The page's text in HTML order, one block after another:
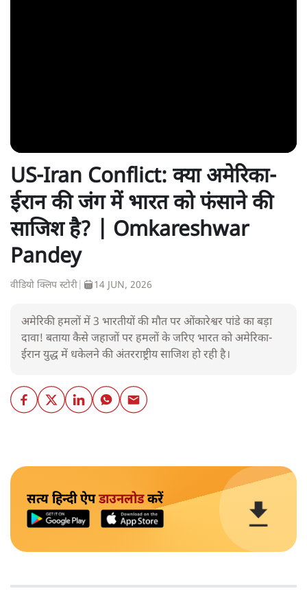
US-Iran Conflict: क्या अमेरिका-
ईरान की जंग में भारत को फंसाने की
साजिश है? | Omkareshwar
Pandey
वीडियो क्लिप स्टोरी 14 JUN, 2026
अमेरिकी हमलों में 3 भारतीयों की मौत पर ओंकारेश्वर पांडे का बड़ा
दावा! बताया कैसे जहाजों पर हमलों के जरिए भारत को अमेरिका-
ईरान युद्ध में धकेलने की अंतरराष्ट्रीय साजिश हो रही है।
सत्य हिन्दी ऐपडाउनलोडकरें